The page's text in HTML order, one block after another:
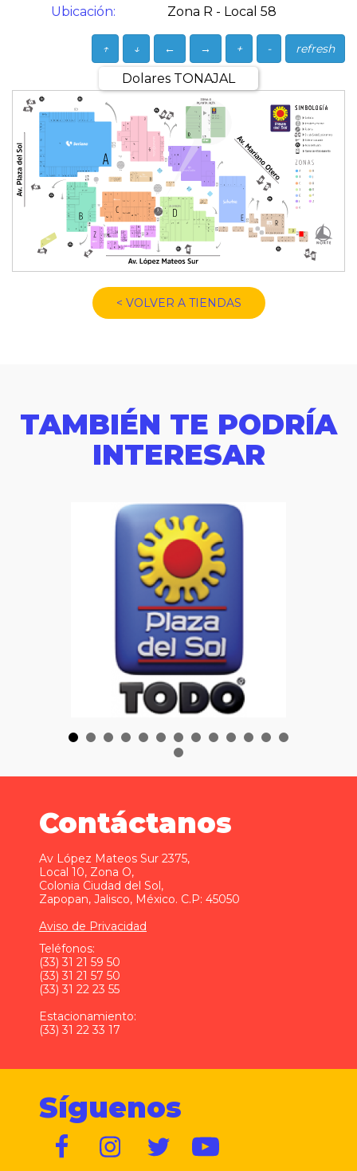
Ubicación:
Zona R - Local 58
refresh
-
+
→
←
↓
↑
Dolares TONAJAL
< VOLVER A TIENDAS
TAMBIÉN TE PODRÍA
INTERESAR
Contáctanos
Av López Mateos Sur 2375,
Local 10, Zona O,
Colonia Ciudad del Sol,
Zapopan, Jalisco, México. C.P: 45050
Aviso de Privacidad
Teléfonos:
(33) 31 21 59 50
(33) 31 21 57 50
(33) 31 22 23 55
Estacionamiento:
(33) 31 22 33 17
Síguenos